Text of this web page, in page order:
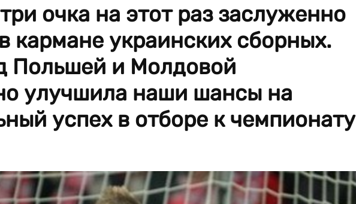
очка на этот раз заслуженно
кармане украинских сборных.
Польшей и Молдовой
улучшила наши шансы на
успех в отборе к чемпионату